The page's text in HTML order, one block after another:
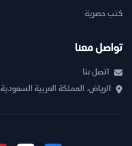
كتب حصرية
تواصل معنا
اتصل بنا
الرياض، المملكة العربية السعودية